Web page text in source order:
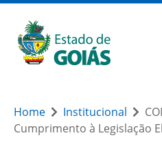
Home Institucional
Cumprimento à Legislação